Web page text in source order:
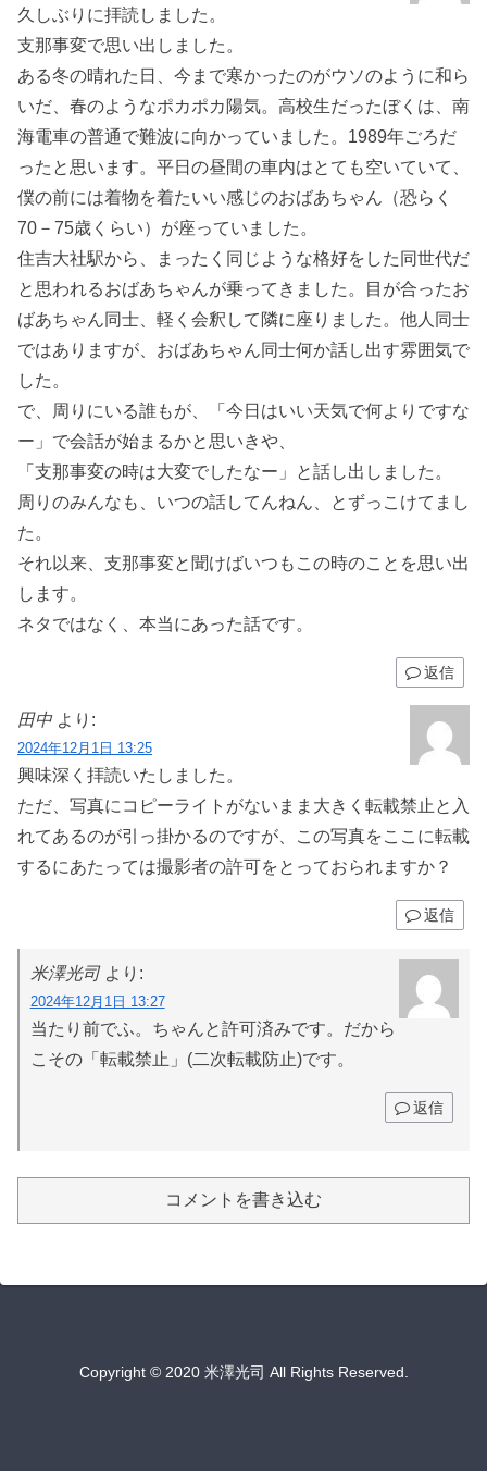
久しぶりに拝読しました。
支那事変で思い出しました。
ある冬の晴れた日、今まで寒かったのがウソのように和ら
いだ、春のようなポカポカ陽気。高校生だったぼくは、南
海電車の普通で難波に向かっていました。1989年ごろだ
ったと思います。平日の昼間の車内はとても空いていて、
僕の前には着物を着たいい感じのおばあちゃん（恐らく
70－75歳くらい）が座っていました。
住吉大社駅から、まったく同じような格好をした同世代だ
と思われるおばあちゃんが乗ってきました。目が合ったお
ばあちゃん同士、軽く会釈して隣に座りました。他人同士
ではありますが、おばあちゃん同士何か話し出す雰囲気で
した。
で、周りにいる誰もが、「今日はいい天気で何よりですな
ー」で会話が始まるかと思いきや、
「支那事変の時は大変でしたなー」と話し出しました。
周りのみんなも、いつの話してんねん、とずっこけてまし
た。
それ以来、支那事変と聞けばいつもこの時のことを思い出
します。
ネタではなく、本当にあった話です。
返信
田中 より:
2024年12月1日 13:25
興味深く拝読いたしました。
ただ、写真にコピーライトがないまま大きく転載禁止と入
れてあるのが引っ掛かるのですが、この写真をここに転載
するにあたっては撮影者の許可をとっておられますか？
返信
米澤光司 より:
2024年12月1日 13:27
当たり前でふ。ちゃんと許可済みです。だから
こその「転載禁止」(二次転載防止)です。
返信
コメントを書き込む
Copyright © 2020 米澤光司 All Rights Reserved.